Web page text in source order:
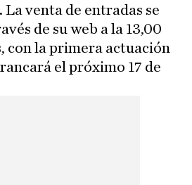
La venta de entradas se
de su web a la 13,00
con la primera actuación
el próximo 17 de